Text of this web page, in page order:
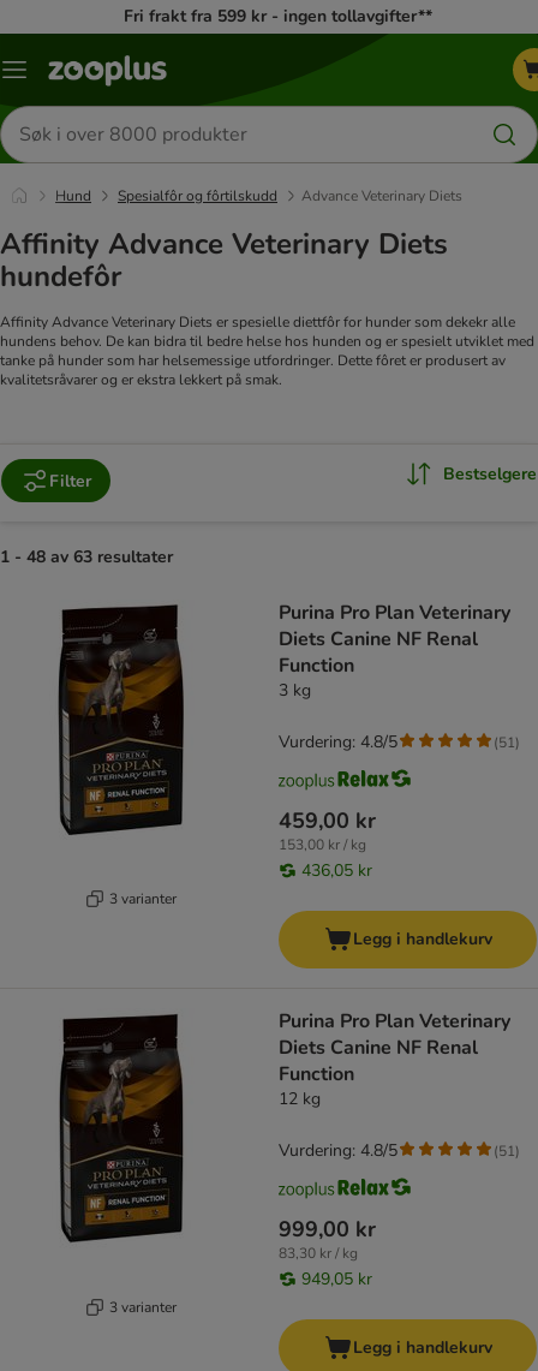
Fri frakt fra 599 kr - ingen tollavgifter**
Katalogmeny
Søk
etter
produkter
Hund Spesialfôr og fôrtilskudd Advance Veterinary Diets
Affinity Advance Veterinary Diets
hundefôr
Affinity Advance Veterinary Diets er spesielle diettfôr for hunder som dekekr alle
hundens behov. De kan bidra til bedre helse hos hunden og er spesielt utviklet med
tanke på hunder som har helsemessige utfordringer. Dette fôret er produsert av
kvalitetsråvarer og er ekstra lekkert på smak.
Filter Bestselgere
1 - 48 av 63 resultater
3 varianter
Purina Pro Plan Veterinary
Diets Canine NF Renal
Function
3 kg
459,00 kr
153,00 kr / kg
436,05 kr
Vurdering: 4.8/5 (51)
Legg i handlekurv
3 varianter
Purina Pro Plan Veterinary
Diets Canine NF Renal
Function
12 kg
999,00 kr
83,30 kr / kg
949,05 kr
Vurdering: 4.8/5 (51)
Legg i handlekurv